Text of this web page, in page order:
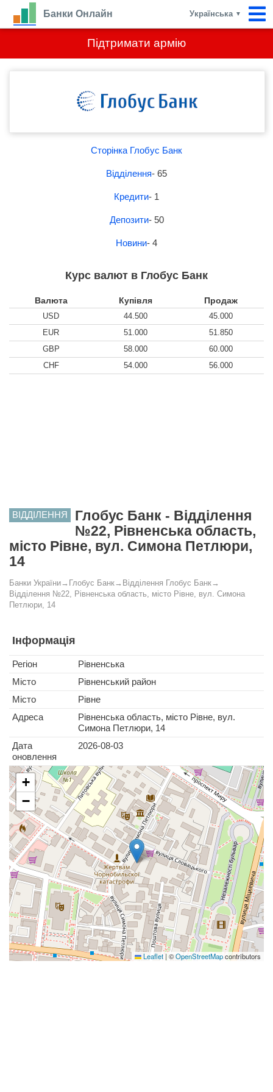
Підтримати армію
Банки Онлайн Українська ▼
Сторінка Глобус Банк
Відділення- 65
Кредити- 1
Депозити- 50
Новини- 4
Курс валют в Глобус Банк
Валюта Купівля Продаж
USD 44.500
45.000
EUR
51.000
51.850
GBP
58.000
60.000
CHF
54.000 56.000
ВІДДІЛЕННЯ
Глобус Банк - Відділення
№22, Рівненська область,
місто Рівне, вул. Симона Петлюри,
14
Банки України→ Глобус Банк→ Відділення Глобус Банк→
Відділення №22, Рівненська область, місто Рівне, вул. Симона
Петлюри, 14
Інформація
Регіон
Рівненська
Місто
Рівненський район
Місто
Рівне
Адреса
Рівненська область, місто Рівне, вул.
Симона Петлюри, 14
Дата
оновлення
2026-08-03
+
−
Leaflet | ©OpenStreetMapcontributors